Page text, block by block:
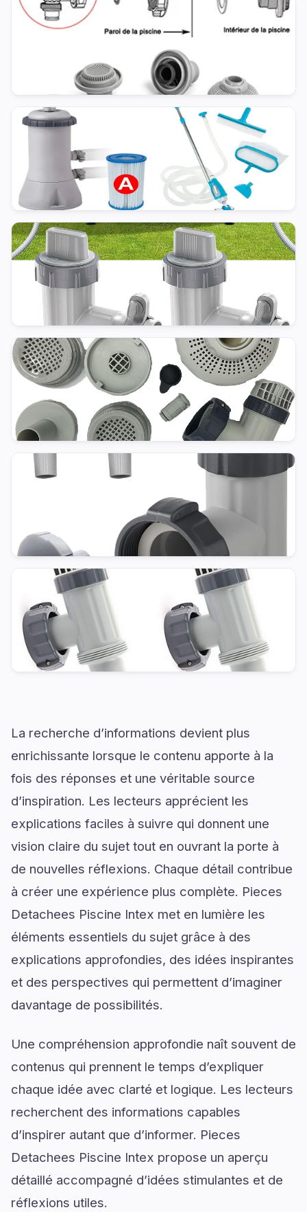
La recherche d’informations devient plus
enrichissante lorsque le contenu apporte à la
fois des réponses et une véritable source
d’inspiration. Les lecteurs apprécient les
explications faciles à suivre qui donnent une
vision claire du sujet tout en ouvrant la porte à
de nouvelles réflexions. Chaque détail contribue
à créer une expérience plus complète. Pieces
Detachees Piscine Intex met en lumière les
éléments essentiels du sujet grâce à des
explications approfondies, des idées inspirantes
et des perspectives qui permettent d’imaginer
davantage de possibilités.
Une compréhension approfondie naît souvent de
contenus qui prennent le temps d’expliquer
chaque idée avec clarté et logique. Les lecteurs
recherchent des informations capables
d’inspirer autant que d’informer. Pieces
Detachees Piscine Intex propose un aperçu
détaillé accompagné d’idées stimulantes et de
réflexions utiles.